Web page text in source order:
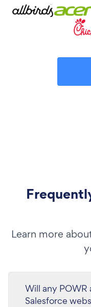
Learn more
Will any
Salesforce